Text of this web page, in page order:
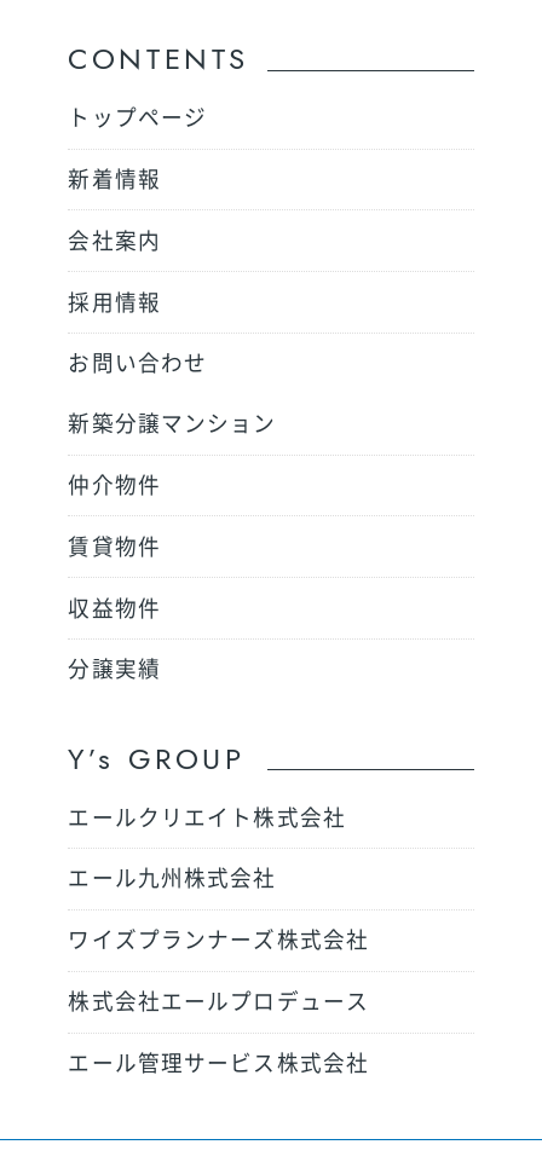
CONTENTS
トップページ
新着情報
会社案内
採用情報
お問い合わせ
新築分譲マンション
仲介物件
賃貸物件
収益物件
分譲実績
Y’s GROUP
エールクリエイト株式会社
エール九州株式会社
ワイズプランナーズ株式会社
株式会社エールプロデュース
エール管理サービス株式会社